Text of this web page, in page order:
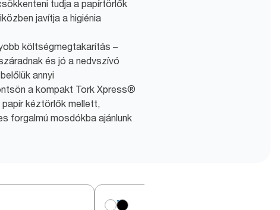
tudja a papírtörlők
javítja a higiénia
költségmegtakarítás –
és jó a nedvszívó
annyi
a kompakt Tork Xpress®
kéztörlők mellett,
forgalmú mosdókba ajánlunk